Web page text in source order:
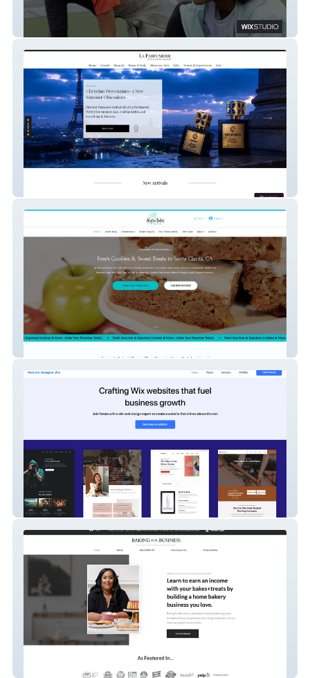
WFEF Org
La Parfumerie USA
websitedesignerwix